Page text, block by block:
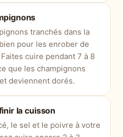
tranchés dans la
pour les enrober de
cuire pendant 7 à 8
que les champignons
deviennent dorés.
la cuisson
le sel et le poivre à votre